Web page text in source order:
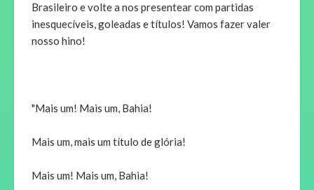
Brasileiro e volte a nos presentear com partidas
inesquecíveis, goleadas e títulos! Vamos fazer valer
nosso hino!
"Mais um! Mais um, Bahia!
Mais um, mais um título de glória!
Mais um! Mais um, Bahia!